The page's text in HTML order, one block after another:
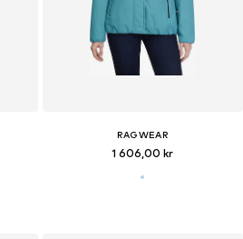
RAGWEAR
1 606,00 kr